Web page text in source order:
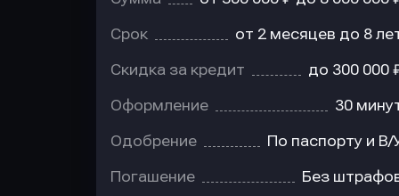
Срок от 2 месяцев до 8
Скидка за кредит до 300 000
Оформление 30
Одобрение По паспорту и В/
Погашение Без